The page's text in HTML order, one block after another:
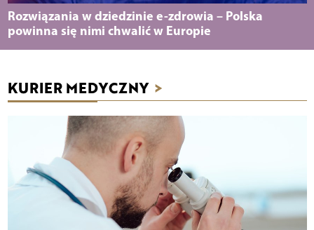
Rozwiązania w dziedzinie e-zdrowia – Polska
powinna się nimi chwalić w Europie
KURIER MEDYCZNY >